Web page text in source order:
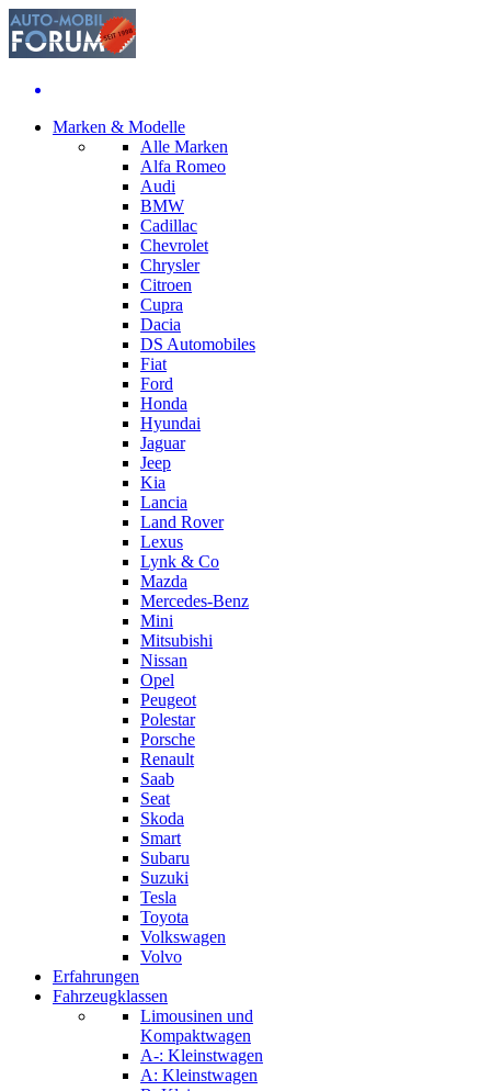
Marken & Modelle
Alle Marken
Alfa Romeo
Audi
BMW
Cadillac
Chevrolet
Chrysler
Citroen
Cupra
Dacia
DS Automobiles
Fiat
Ford
Honda
Hyundai
Jaguar
Jeep
Kia
Lancia
Land Rover
Lexus
Lynk & Co
Mazda
Mercedes-Benz
Mini
Mitsubishi
Nissan
Opel
Peugeot
Polestar
Porsche
Renault
Saab
Seat
Skoda
Smart
Subaru
Suzuki
Tesla
Toyota
Volkswagen
Volvo
Erfahrungen
Fahrzeugklassen
Limousinen und
Kompaktwagen
A-: Kleinstwagen
A: Kleinstwagen